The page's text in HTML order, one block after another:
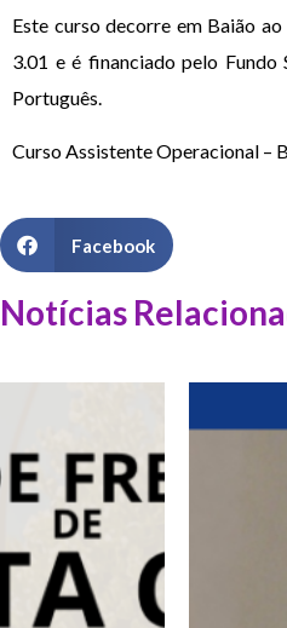
Este curso decorre em Baião
3.01 e é financiado pelo Fundo
Português.
Curso Assistente Operacional –
Facebook
Notícias